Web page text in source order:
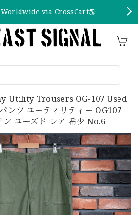
via CrossCart🌎️
Utility Trousers OG-107 Used
ンツ ユーティリティー OG107
ン ユーズド レア 希少 No.6